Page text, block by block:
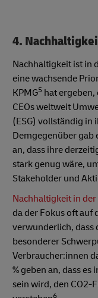
4.
Nachhaltigkeit ist in
eine wachsende
KPMG5 hat ergeben,
CEOs weltweit
(ESG) vollständig in
Demgegenüber gab
an, dass ihre
stark genug wäre,
Stakeholder und
Nachhaltigkeit in
da der Fokus oft auf
verwunderlich, dass
besonderer
Verbraucher:innen
% geben an, dass
sein wird, den CO2-
6